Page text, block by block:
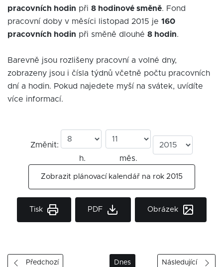
pracovních hodin při 8 hodinové směně. Fond
pracovní doby v měsíci listopad 2015 je 160
pracovních hodin při směně dlouhé 8 hodin.
Barevně jsou rozlišeny pracovní a volné dny,
zobrazeny jsou i čísla týdnů včetně počtu pracovních
dní a hodin. Pokud najedete myší na svátek, uvídíte
více informací.
Změnit:
h.
měs.
Zobrazit plánovací kalendář na rok 2015
Tisk PDF Obrázek
Předchozí Dnes Následující